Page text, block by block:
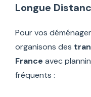
Longue
Pour vos
organisons des
France avec
fréquents :